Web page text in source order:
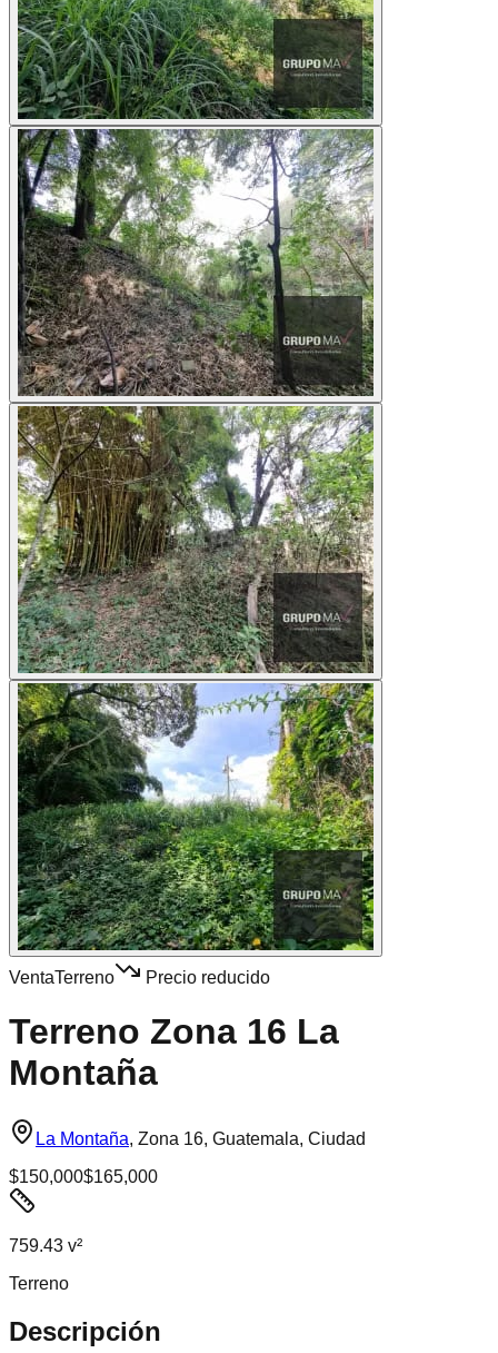
VentaTerreno Precio reducido
Terreno Zona 16 La
Montaña
La Montaña, Zona 16, Guatemala, Ciudad
$150,000$165,000
759.43 v²
Terreno
Descripción